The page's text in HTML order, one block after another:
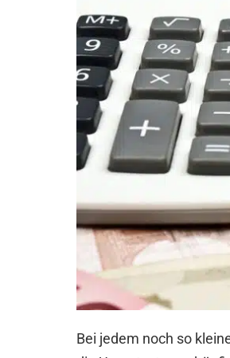
Bei jedem noch so